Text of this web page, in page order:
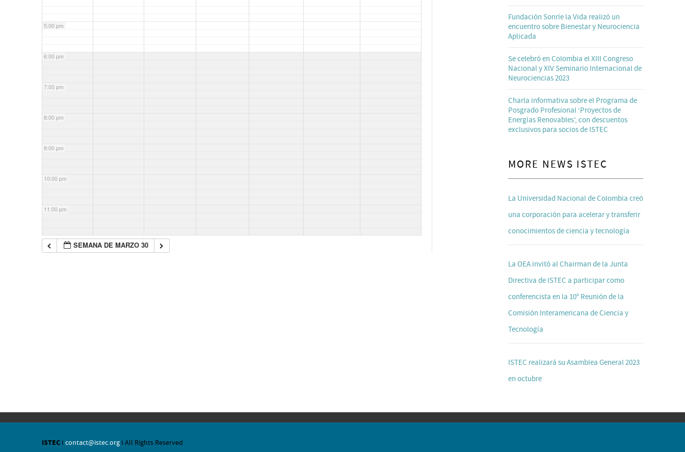
5:00 pm
6:00 pm
7:00 pm
8:00 pm
9:00 pm
10:00 pm
11:00 pm
SEMANA DE MARZO 30
Fundación Sonríe la Vida realizó un
encuentro sobre Bienestar y Neurociencia
Aplicada
Se celebró en Colombia el XIII Congreso
Nacional y XIV Seminario Internacional de
Neurociencias 2023
Charla informativa sobre el Programa de
Posgrado Profesional ‘Proyectos de
Energías Renovables’, con descuentos
exclusivos para socios de ISTEC
MORE NEWS ISTEC
La Universidad Nacional de Colombia creó
una corporación para acelerar y transferir
conocimientos de ciencia y tecnología
La OEA invitó al Chairman de la Junta
Directiva de ISTEC a participar como
conferencista en la 10° Reunión de la
Comisión Interamericana de Ciencia y
Tecnología
ISTEC realizará su Asamblea General 2023
en octubre
ISTEC I contact@istec.org I All Rights Reserved